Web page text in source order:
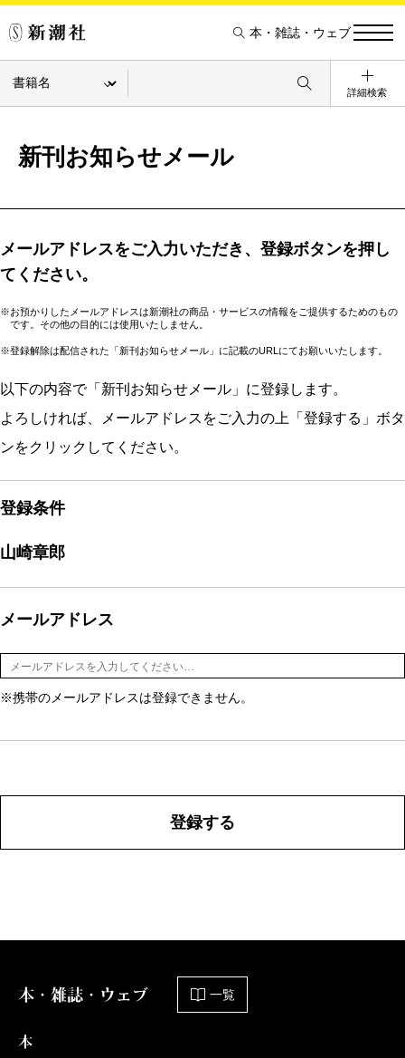
本・雑誌・ウェブ
詳細検索
新刊お知らせメール
メールアドレスをご入力いただき、登録ボタンを押し
てください。
※お預かりしたメールアドレスは新潮社の商品・サービスの情報をご提供するためのもの
です。その他の目的には使用いたしません。
※登録解除は配信された「新刊お知らせメール」に記載のURLにてお願いいたします。
以下の内容で「新刊お知らせメール」に登録します。
よろしければ、メールアドレスをご入力の上「登録する」ボタ
ンをクリックしてください。
登録条件
山崎章郎
メールアドレス
※携帯のメールアドレスは登録できません。
登録する
本・雑誌・ウェブ 一覧
本